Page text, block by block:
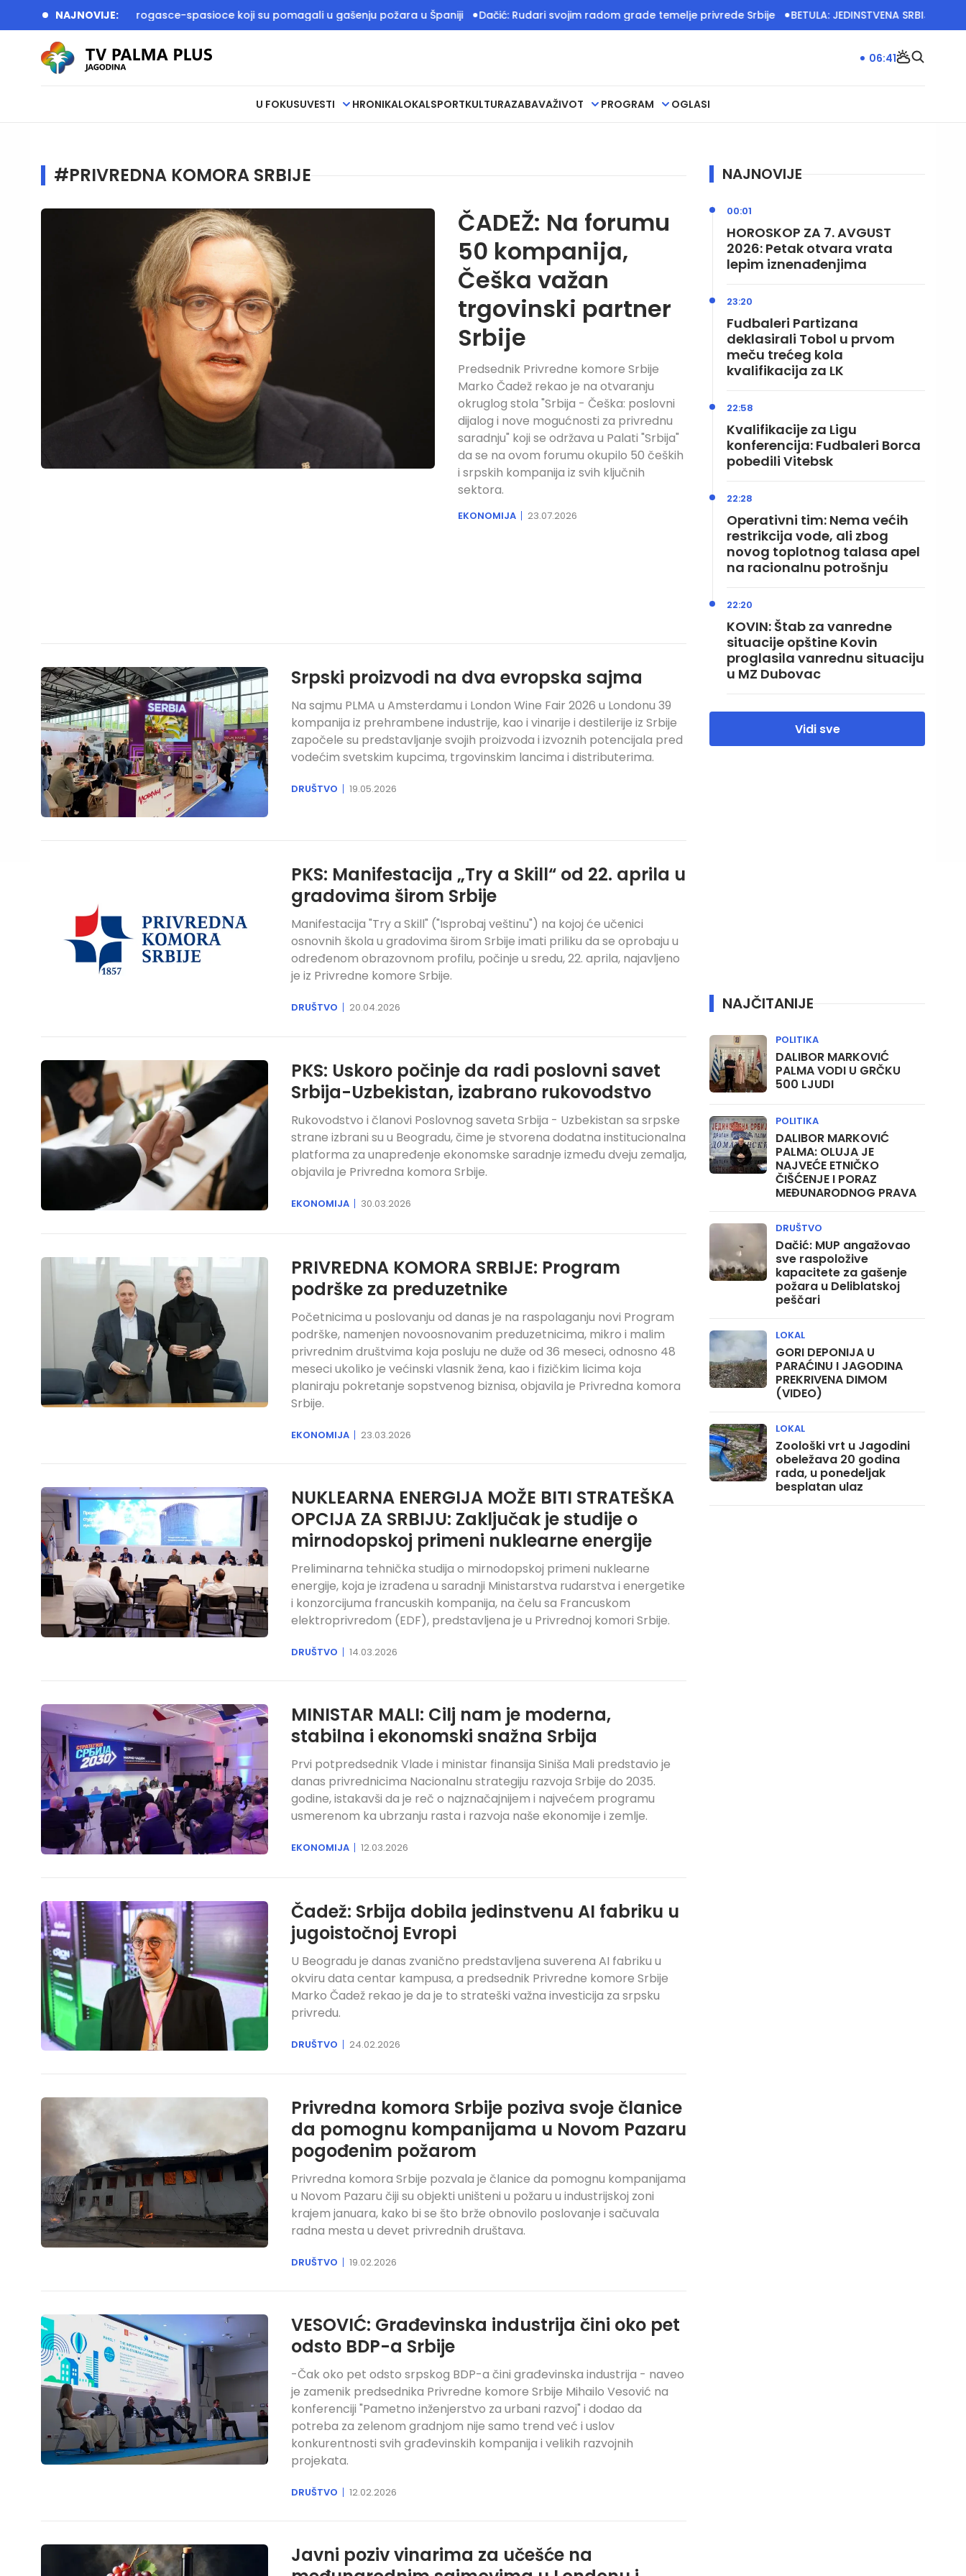
NAJNOVIJE:
Dačić dočekali vatrogasce-spasioce koji su pomagali u gašenju požara u Španiji Dačić: Rudari svojim radom grade temelje privrede Srbije BETULA: JEDINSTVENA SRBIJA IMA VELIKO
U FOKUSUVESTI HRONIKALOKALSPORTKULTURAZABAVAŽIVOT PROGRAM OGLASI
06:41
#PRIVREDNA KOMORA SRBIJE
ČADEŽ: Na forumu
50 kompanija,
Češka važan
trgovinski partner
Srbije
Predsednik Privredne komore Srbije
Marko Čadež rekao je na otvaranju
okruglog stola "Srbija - Češka: poslovni
dijalog i nove mogućnosti za privrednu
saradnju" koji se održava u Palati "Srbija"
da se na ovom forumu okupilo 50 čeških
i srpskih kompanija iz svih ključnih
sektora.
EKONOMIJA 23.07.2026
Srpski proizvodi na dva evropska sajma
Na sajmu PLMA u Amsterdamu i London Wine Fair 2026 u Londonu 39
kompanija iz prehrambene industrije, kao i vinarije i destilerije iz Srbije
započele su predstavljanje svojih proizvoda i izvoznih potencijala pred
vodećim svetskim kupcima, trgovinskim lancima i distributerima.
DRUŠTVO 19.05.2026
PKS: Manifestacija „Try a Skill“ od 22. aprila u
gradovima širom Srbije
Manifestacija "Try a Skill" ("Isprobaj veštinu") na kojoj će učenici
osnovnih škola u gradovima širom Srbije imati priliku da se oprobaju u
određenom obrazovnom profilu, počinje u sredu, 22. aprila, najavljeno
je iz Privredne komore Srbije.
DRUŠTVO 20.04.2026
PKS: Uskoro počinje da radi poslovni savet
Srbija-Uzbekistan, izabrano rukovodstvo
Rukovodstvo i članovi Poslovnog saveta Srbija - Uzbekistan sa srpske
strane izbrani su u Beogradu, čime je stvorena dodatna institucionalna
platforma za unapređenje ekonomske saradnje između dveju zemalja,
objavila je Privredna komora Srbije.
EKONOMIJA 30.03.2026
PRIVREDNA KOMORA SRBIJE: Program
podrške za preduzetnike
Početnicima u poslovanju od danas je na raspolaganju novi Program
podrške, namenjen novoosnovanim preduzetnicima, mikro i malim
privrednim društvima koja posluju ne duže od 36 meseci, odnosno 48
meseci ukoliko je većinski vlasnik žena, kao i fizičkim licima koja
planiraju pokretanje sopstvenog biznisa, objavila je Privredna komora
Srbije.
EKONOMIJA 23.03.2026
NUKLEARNA ENERGIJA MOŽE BITI STRATEŠKA
OPCIJA ZA SRBIJU: Zaključak je studije o
mirnodopskoj primeni nuklearne energije
Preliminarna tehnička studija o mirnodopskoj primeni nuklearne
energije, koja je izrađena u saradnji Ministarstva rudarstva i energetike
i konzorcijuma francuskih kompanija, na čelu sa Francuskom
elektroprivredom (EDF), predstavljena je u Privrednoj komori Srbije.
DRUŠTVO 14.03.2026
MINISTAR MALI: Cilj nam je moderna,
stabilna i ekonomski snažna Srbija
Prvi potpredsednik Vlade i ministar finansija Siniša Mali predstavio je
danas privrednicima Nacionalnu strategiju razvoja Srbije do 2035.
godine, istakavši da je reč o najznačajnijem i najvećem programu
usmerenom ka ubrzanju rasta i razvoja naše ekonomije i zemlje.
EKONOMIJA 12.03.2026
Čadež: Srbija dobila jedinstvenu AI fabriku u
jugoistočnoj Evropi
U Beogradu je danas zvanično predstavljena suverena AI fabriku u
okviru data centar kampusa, a predsednik Privredne komore Srbije
Marko Čadež rekao je da je to strateški važna investicija za srpsku
privredu.
DRUŠTVO 24.02.2026
Privredna komora Srbije poziva svoje članice
da pomognu kompanijama u Novom Pazaru
pogođenim požarom
Privredna komora Srbije pozvala je članice da pomognu kompanijama
u Novom Pazaru čiji su objekti uništeni u požaru u industrijskoj zoni
krajem januara, kako bi se što brže obnovilo poslovanje i sačuvala
radna mesta u devet privrednih društava.
DRUŠTVO 19.02.2026
VESOVIĆ: Građevinska industrija čini oko pet
odsto BDP-a Srbije
-Čak oko pet odsto srpskog BDP-a čini građevinska industrija - naveo
je zamenik predsednika Privredne komore Srbije Mihailo Vesović na
konferenciji "Pametno inženjerstvo za urbani razvoj" i dodao da
potreba za zelenom gradnjom nije samo trend već i uslov
konkurentnosti svih građevinskih kompanija i velikih razvojnih
projekata.
DRUŠTVO 12.02.2026
Javni poziv vinarima za učešće na
NAJNOVIJE
HOROSKOP ZA 7. AVGUST
2026: Petak otvara vrata
lepim iznenađenjima
00:01
Fudbaleri Partizana
deklasirali Tobol u prvom
meču trećeg kola
kvalifikacija za LK
23:20
Kvalifikacije za Ligu
konferencija: Fudbaleri Borca
pobedili Vitebsk
22:58
Operativni tim: Nema većih
restrikcija vode, ali zbog
novog toplotnog talasa apel
na racionalnu potrošnju
22:28
KOVIN: Štab za vanredne
situacije opštine Kovin
proglasila vanrednu situaciju
u MZ Dubovac
22:20
Vidi sve
NAJČITANIJE
DALIBOR MARKOVIĆ
PALMA VODI U GRČKU
500 LJUDI
POLITIKA
DALIBOR MARKOVIĆ
PALMA: OLUJA JE
NAJVEĆE ETNIČKO
ČIŠĆENJE I PORAZ
MEĐUNARODNOG PRAVA
POLITIKA
Dačić: MUP angažovao
sve raspoložive
kapacitete za gašenje
požara u Deliblatskoj
peščari
DRUŠTVO
GORI DEPONIJA U
PARAĆINU I JAGODINA
PREKRIVENA DIMOM
(VIDEO)
LOKAL
Zoološki vrt u Jagodini
obeležava 20 godina
rada, u ponedeljak
besplatan ulaz
LOKAL